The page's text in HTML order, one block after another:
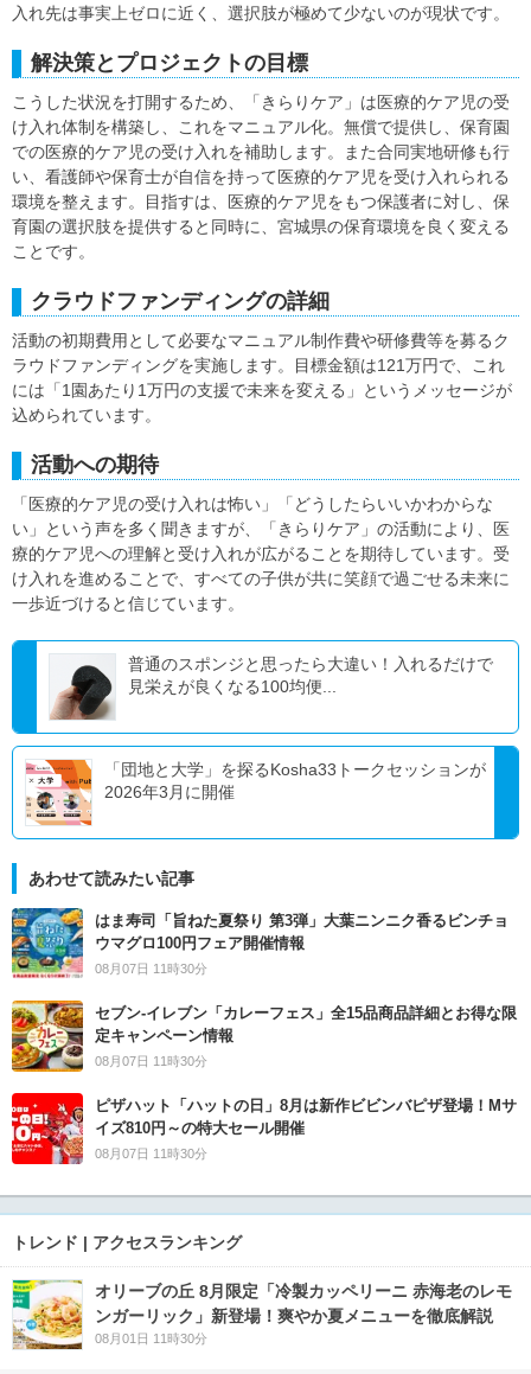
入れ先は事実上ゼロに近く、選択肢が極めて少ないのが現状です。
解決策とプロジェクトの目標
こうした状況を打開するため、「きらりケア」は医療的ケア児の受
け入れ体制を構築し、これをマニュアル化。無償で提供し、保育園
での医療的ケア児の受け入れを補助します。また合同実地研修も行
い、看護師や保育士が自信を持って医療的ケア児を受け入れられる
環境を整えます。目指すは、医療的ケア児をもつ保護者に対し、保
育園の選択肢を提供すると同時に、宮城県の保育環境を良く変える
ことです。
クラウドファンディングの詳細
活動の初期費用として必要なマニュアル制作費や研修費等を募るク
ラウドファンディングを実施します。目標金額は121万円で、これ
には「1園あたり1万円の支援で未来を変える」というメッセージが
込められています。
活動への期待
「医療的ケア児の受け入れは怖い」「どうしたらいいかわからな
い」という声を多く聞きますが、「きらりケア」の活動により、医
療的ケア児への理解と受け入れが広がることを期待しています。受
け入れを進めることで、すべての子供が共に笑顔で過ごせる未来に
一歩近づけると信じています。
普通のスポンジと思ったら大違い！入れるだけで
見栄えが良くなる100均便...
「団地と大学」を探るKosha33トークセッションが
2026年3月に開催
あわせて読みたい記事
はま寿司「旨ねた夏祭り 第3弾」大葉ニンニク香るビンチョ
ウマグロ100円フェア開催情報
08月07日 11時30分
セブン‐イレブン「カレーフェス」全15品商品詳細とお得な限
定キャンペーン情報
08月07日 11時30分
ピザハット「ハットの日」8月は新作ビビンバピザ登場！Mサ
イズ810円～の特大セール開催
08月07日 11時30分
トレンド | アクセスランキング
オリーブの丘 8月限定「冷製カッペリーニ 赤海老のレモ
ンガーリック」新登場！爽やか夏メニューを徹底解説
08月01日 11時30分